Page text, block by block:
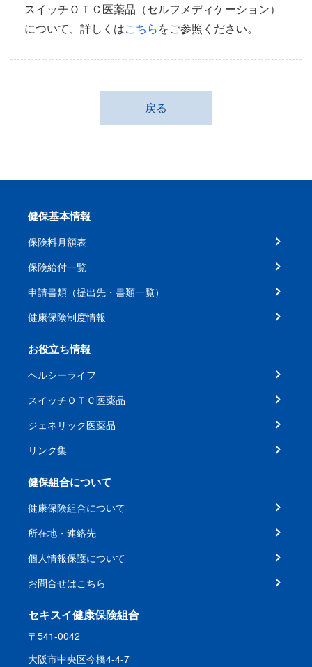
スイッチＯＴＣ医薬品（セルフメディケーション）
について、詳しくはこちらをご参照ください。
戻る
健保基本情報
保険料月額表
保険給付一覧
申請書類（提出先・書類一覧）
健康保険制度情報
お役立ち情報
ヘルシーライフ
スイッチＯＴＣ医薬品
ジェネリック医薬品
リンク集
健保組合について
健康保険組合について
所在地・連絡先
個人情報保護について
お問合せはこちら
セキスイ健康保険組合
〒541-0042
大阪市中央区今橋4-4-7